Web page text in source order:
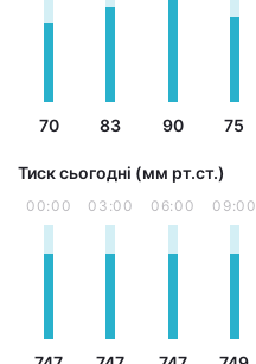
70 83 90 75
Тиск сьогодні (мм рт.ст.)
00:00 03:00 06:00 09:00